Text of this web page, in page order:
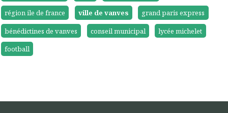
région ile de france
ville de vanves
grand paris express
bénédictines de vanves
conseil municipal
lycée michelet
football